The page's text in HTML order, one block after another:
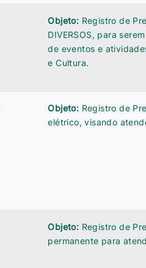
Objeto: Registro de
DIVERSOS, para
de eventos e
e Cultura.
Objeto: Registro de
elétrico, visando
Objeto: Registro de
permanente para